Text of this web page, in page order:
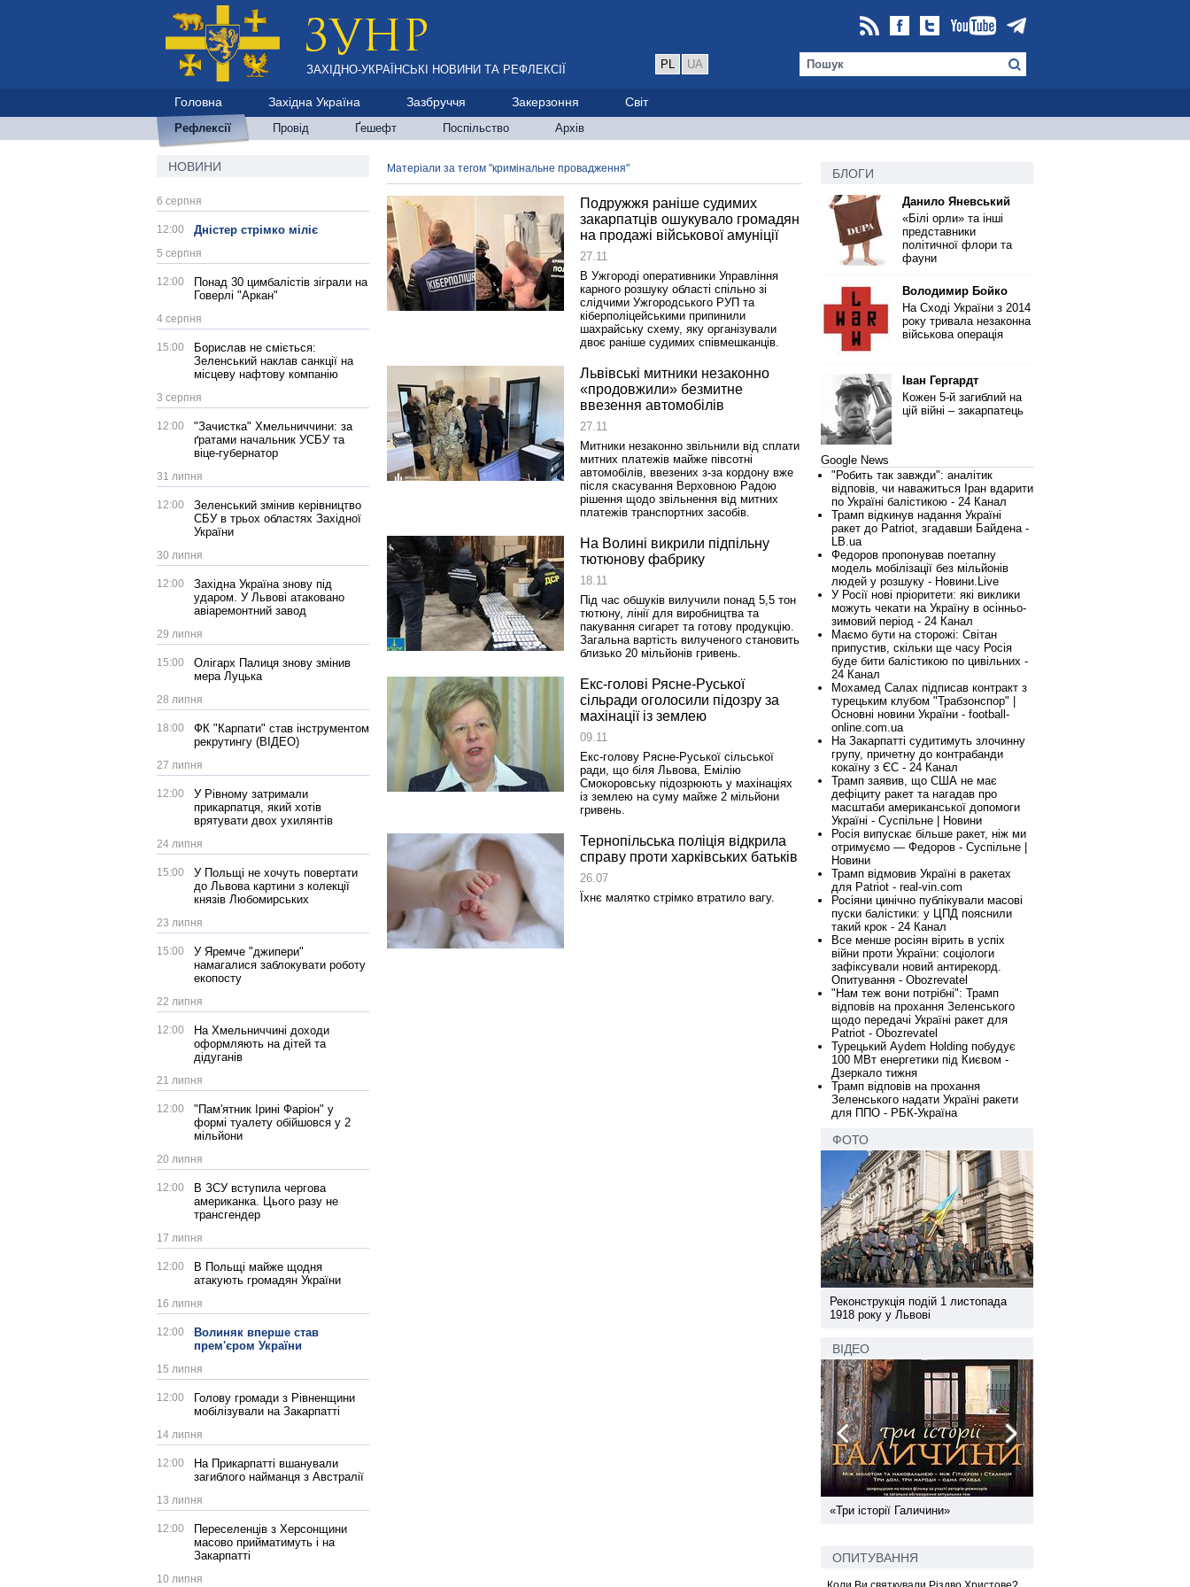
ЗАХІДНО-УКРАЇНСЬКІ НОВИНИ ТА РЕФЛЕКСІЇ PL UA
Головна Західна Україна Зазбруччя Закерзоння Світ
Рефлексії Провід Ґешефт Поспільство Архів
НОВИНИ
6 серпня
12:00 Дністер стрімко міліє
5 серпня
12:00
Понад 30 цимбалістів зіграли на
Говерлі "Аркан"
4 серпня
15:00
Борислав не сміється:
Зеленський наклав санкції на
місцеву нафтову компанію
3 серпня
12:00
"Зачистка" Хмельниччини: за
ґратами начальник УСБУ та
віце-губернатор
31 липня
12:00
Зеленський змінив керівництво
СБУ в трьох областях Західної
України
30 липня
12:00
Західна Україна знову під
ударом. У Львові атаковано
авіаремонтний завод
29 липня
15:00
Олігарх Палиця знову змінив
мера Луцька
28 липня
18:00
ФК "Карпати" став інструментом
рекрутингу (ВІДЕО)
27 липня
12:00
У Рівному затримали
прикарпатця, який хотів
врятувати двох ухилянтів
24 липня
15:00
У Польщі не хочуть повертати
до Львова картини з колекції
князів Любомирських
23 липня
15:00
У Яремче "джипери"
намагалися заблокувати роботу
екопосту
22 липня
12:00
На Хмельниччині доходи
оформляють на дітей та
дідуганів
21 липня
12:00
"Пам'ятник Ірині Фаріон" у
формі туалету обійшовся у 2
мільйони
20 липня
12:00
В ЗСУ вступила чергова
американка. Цього разу не
трансгендер
17 липня
12:00
В Польщі майже щодня
атакують громадян України
16 липня
12:00
Волиняк вперше став
прем'єром України
15 липня
12:00
Голову громади з Рівненщини
мобілізували на Закарпатті
14 липня
12:00
На Прикарпатті вшанували
загиблого найманця з Австралії
13 липня
12:00
Переселенців з Херсонщини
масово прийматимуть і на
Закарпатті
10 липня
Матеріали за тегом "кримінальне провадження"
Подружжя раніше судимих
закарпатців ошукувало громадян
на продажі військової амуніції
27.11
В Ужгороді оперативники Управління
карного розшуку області спільно зі
слідчими Ужгородського РУП та
кіберполіцейськими припинили
шахрайську схему, яку організували
двоє раніше судимих співмешканців.
Львівські митники незаконно
«продовжили» безмитне
ввезення автомобілів
27.11
Митники незаконно звільнили від сплати
митних платежів майже півсотні
автомобілів, ввезених з-за кордону вже
після скасування Верховною Радою
рішення щодо звільнення від митних
платежів транспортних засобів.
На Волині викрили підпільну
тютюнову фабрику
18.11
Під час обшуків вилучили понад 5,5 тон
тютюну, лінії для виробництва та
пакування сигарет та готову продукцію.
Загальна вартість вилученого становить
близько 20 мільйонів гривень.
Екс-голові Рясне-Руської
сільради оголосили підозру за
махінації із землею
09.11
Екс-голову Рясне-Руської сільської
ради, що біля Львова, Емілію
Смокоровську підозрюють у махінаціях
із землею на суму майже 2 мільйони
гривень.
Тернопільська поліція відкрила
справу проти харківських батьків
26.07
Їхнє малятко стрімко втратило вагу.
БЛОГИ
Данило Яневський
«Білі орли» та інші
представники
політичної флори та
фауни
Володимир Бойко
На Сході України з 2014
року тривала незаконна
військова операція
Іван Гергардт
Кожен 5-й загиблий на
цій війні – закарпатець
Google News
"Робить так завжди": аналітик
відповів, чи наважиться Іран вдарити
по Україні балістикою - 24 Канал
Трамп відкинув надання Україні
ракет до Patriot, згадавши Байдена -
LB.ua
Федоров пропонував поетапну
модель мобілізації без мільйонів
людей у розшуку - Новини.Live
У Росії нові пріоритети: які виклики
можуть чекати на Україну в осінньо-
зимовий період - 24 Канал
Маємо бути на сторожі: Світан
припустив, скільки ще часу Росія
буде бити балістикою по цивільних -
24 Канал
Мохамед Салах підписав контракт з
турецьким клубом "Трабзонспор" |
Основні новини України - football-
online.com.ua
На Закарпатті судитимуть злочинну
групу, причетну до контрабанди
кокаїну з ЄС - 24 Канал
Трамп заявив, що США не має
дефіциту ракет та нагадав про
масштаби американської допомоги
Україні - Суспільне | Новини
Росія випускає більше ракет, ніж ми
отримуємо — Федоров - Суспільне |
Новини
Трамп відмовив Україні в ракетах
для Patriot - real-vin.com
Росіяни цинічно публікували масові
пуски балістики: у ЦПД пояснили
такий крок - 24 Канал
Все менше росіян вірить в успіх
війни проти України: соціологи
зафіксували новий антирекорд.
Опитування - Obozrevatel
"Нам теж вони потрібні": Трамп
відповів на прохання Зеленського
щодо передачі Україні ракет для
Patriot - Obozrevatel
Турецький Aydem Holding побудує
100 МВт енергетики під Києвом -
Дзеркало тижня
Трамп відповів на прохання
Зеленського надати Україні ракети
для ППО - РБК-Україна
ФОТО
Реконструкція подій 1 листопада
1918 року у Львові
ВІДЕО
«Три історії Галичини»
ОПИТУВАННЯ